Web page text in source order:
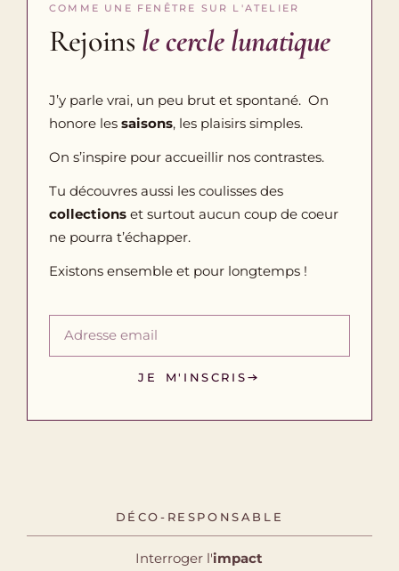
COMME UNE FENÊTRE SUR L'ATELIER
Rejoins le cercle lunatique
J’y parle vrai, un peu brut et spontané. On
honore les saisons, les plaisirs simples.
On s’inspire pour accueillir nos contrastes.
Tu découvres aussi les coulisses des
collections et surtout aucun coup de coeur
ne pourra t’échapper.
Existons ensemble et pour longtemps !
JE M'INSCRIS
DÉCO-RESPONSABLE
Interroger l'impact